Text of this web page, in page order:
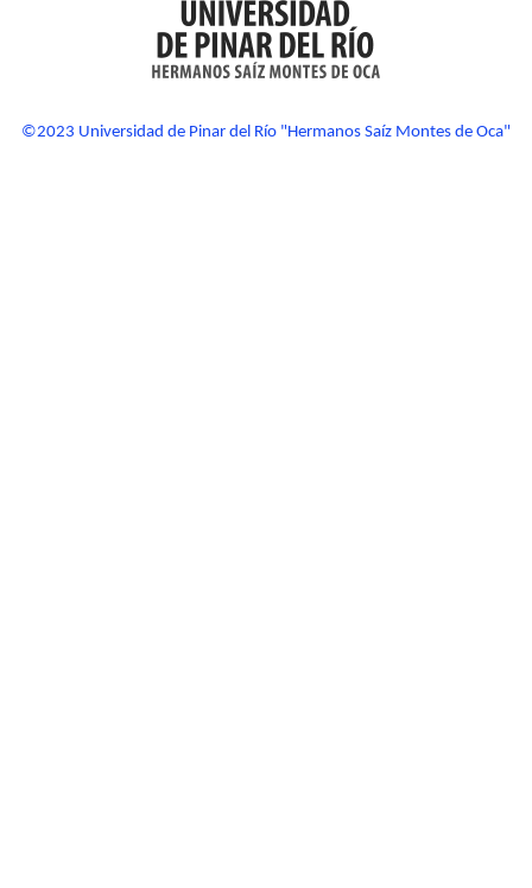
©2023 Universidad de Pinar del Río "Hermanos Saíz Montes de Oca"